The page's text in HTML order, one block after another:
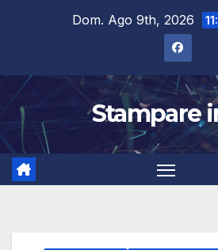
Dom. Ago 9th, 2026
Stampare